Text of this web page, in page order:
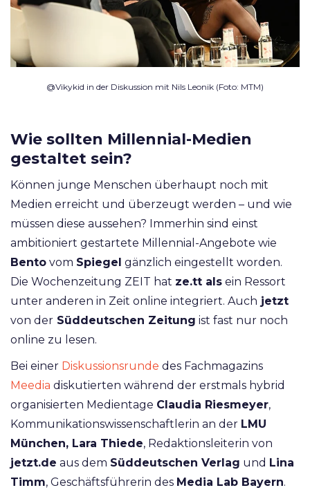
@Vikykid in der Diskussion mit Nils Leonik (Foto: MTM)
Wie sollten Millennial-Medien
gestaltet sein?
Können junge Menschen überhaupt noch mit
Medien erreicht und überzeugt werden – und wie
müssen diese aussehen? Immerhin sind einst
ambitioniert gestartete Millennial-Angebote wie
Bento vom Spiegel gänzlich eingestellt worden.
Die Wochenzeitung ZEIT hat ze.tt als ein Ressort
unter anderen in Zeit online integriert. Auch jetzt
von der Süddeutschen Zeitung ist fast nur noch
online zu lesen.
Bei einer Diskussionsrunde des Fachmagazins
Meedia diskutierten während der erstmals hybrid
organisierten Medientage Claudia Riesmeyer,
Kommunikationswissenschaftlerin an der LMU
München, Lara Thiede, Redaktionsleiterin von
jetzt.de aus dem Süddeutschen Verlag und Lina
Timm, Geschäftsführerin des Media Lab Bayern.